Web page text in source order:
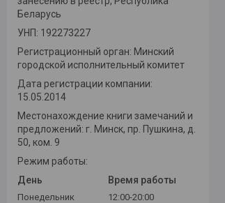
Беларусь
УНП: 192273227
Регистрационный орган: Минский
городской исполнительный комитет
Дата регистрации компании:
15.05.2014
Местонахождение книги замечаний и
предложений: г. Минск, пр. Пушкина, д.
50, ком. 9
Режим работы:
День
Время работы
Понедельник
12:00-20:00